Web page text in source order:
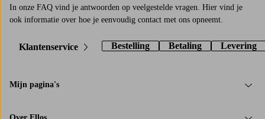
In onze FAQ vind je antwoorden op veelgestelde vragen. Hier vind je
ook informatie over hoe je eenvoudig contact met ons opneemt.
Klantenservice Bestelling Betaling Levering
Mijn pagina's